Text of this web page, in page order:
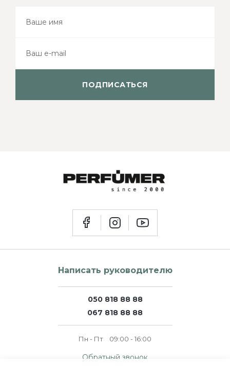
ПОДПИСАТЬСЯ
Написать руководителю
050 818 88 88
067 818 88 88
Пн - Пт 09:00 - 16:00
Обратный звонок